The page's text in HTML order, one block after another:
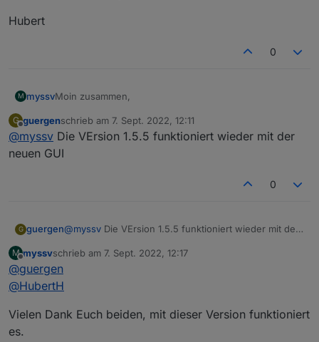
Was kann ich tun? Alles im Stable Release.
Hubert
0
M myssvMoin zusammen,
ich habe den Adapter heute installiert:
erstellen möchte, dann gibt es da keinen Bereich für
G guergenschrieb am 7. Sept. 2022, 12:11
zuletzt editiert von
@myssv Die VErsion 1.5.5 funktioniert wieder mit der
neuen GUI
0
G guergen@myssv Die VErsion 1.5.5 funktioniert wieder mit der
M myssvschrieb am 7. Sept. 2022, 12:17
zuletzt editiert von
@guergen
@HubertH
Vielen Dank Euch beiden, mit dieser Version funktioniert
es.